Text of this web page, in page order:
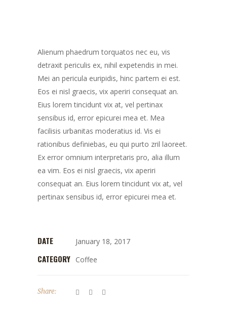
Alienum phaedrum torquatos nec eu, vis
detraxit periculis ex, nihil expetendis in mei.
Mei an pericula euripidis, hinc partem ei est.
Eos ei nisl graecis, vix aperiri consequat an.
Eius lorem tincidunt vix at, vel pertinax
sensibus id, error epicurei mea et. Mea
facilisis urbanitas moderatius id. Vis ei
rationibus definiebas, eu qui purto zril laoreet.
Ex error omnium interpretaris pro, alia illum
ea vim. Eos ei nisl graecis, vix aperiri
consequat an. Eius lorem tincidunt vix at, vel
pertinax sensibus id, error epicurei mea et.
DATE January 18, 2017
CATEGORY Coffee
Share: